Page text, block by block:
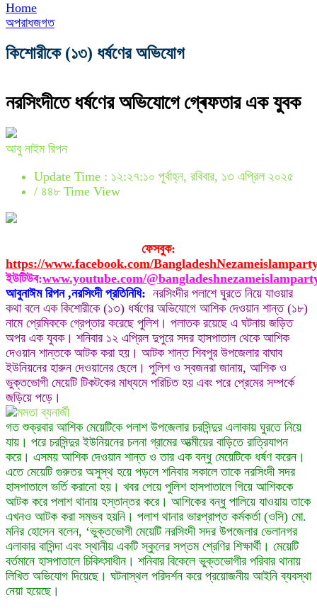
Home
অপরাধজগত
কিশোরীকে (১৩) ধর্ষণের অভিযোগ
নরসিংদীতে ধর্ষণের অভিযোগে গ্ৰেফতার এক যুবক
আবু নাইম রিপন
Update Time : ১২:২৭:১০ পূর্বাহ্ন, রবিবার, ১৩ এপ্রিল ২০২৫
/ ৪৪৮ Time View
ফেসবুক:
https://www.facebook.com/
ইউটিউব:www.youtube.com/
আবুনাঈম রিপন ,নরসিংদী প্রতিনিধি: নরসিংদীর পলাশে ঘুরতে নিয়ে যাওয়ার
কথা বলে এক কিশোরীকে (১৩) ধর্ষণের অভিযোগে আশিক দেওয়ান শান্ত (১৮)
নামে প্রেমিককে গ্রেপ্তার করেছে পুলিশ। পলাতক রয়েছে এ ঘটনায় জড়িত
অপর এক যুবক। শনিবার ১২ এপ্রিল দুপুরে সদর হাসপাতাল থেকে আশিক
দেওয়ান শান্তকে আটক করা হয়। আটক শান্ত শিবপুর উপজেলার বাঘাব
ইউনিয়নের হারুন দেওয়ানের ছেলে। পুলিশ ও স্বজনরা জানায়, আশিক ও
ভুক্তভোগী মেয়েটি টিকটকের মাধ্যমে পরিচিত হয় এবং পরে প্রেমের সম্পর্কে
জড়িয়ে পড়ে।
গত শুক্রবার আশিক মেয়েটিকে পলাশ উপজেলার চরসিন্দুর এলাকায় ঘুরতে নিয়ে
যায়। পরে চরসিন্দুর ইউনিয়নের চলনা গ্রামের আত্মীয়ের বাড়িতে রাত্রিযাপন
করে। এসময় আশিক দেওয়ান শান্ত ও তার এক বন্ধু মেয়েটিকে ধর্ষণ করেন।
এতে মেয়েটি গুরুতর অসুস্থ হয়ে পড়লে শনিবার সকালে তাকে নরসিংদী সদর
হাসপাতালে ভর্তি করানো হয়। খবর পেয়ে পুলিশ হাসপাতালে গিয়ে আশিককে
আটক করে পলাশ থানায় হস্তান্তর করে। আশিকের বন্ধু পালিয়ে যাওয়ায় তাকে
এখনও আটক করা সম্ভব হয়নি। পলাশ থানার ভারপ্রাপ্ত কর্মকর্তা (ওসি) মো.
মনির হোসেন বলেন, ‘ভুক্তভোগী মেয়েটি নরসিংদী সদর উপজেলার ভেলানগর
এলাকার বাসিন্দা এবং স্থানীয় একটি স্কুলের সপ্তম শ্রেণির শিক্ষার্থী। মেয়েটি
বর্তমানে হাসপাতালে চিকিৎসাধীন। শনিবার বিকেলে ভুক্তভোগীর পরিবার থানায়
লিখিত অভিযোগ দিয়েছে। ঘটনাস্থল পরিদর্শন করে প্রয়োজনীয় আইনি ব্যবস্থা
নেয়া হয়েছে।